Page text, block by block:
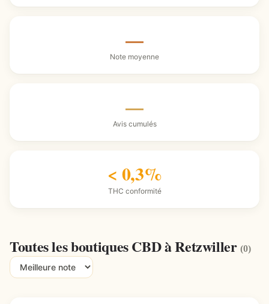
—
Note moyenne
—
Avis cumulés
< 0,3%
THC conformité
Toutes les boutiques CBD à Retzwiller(0)